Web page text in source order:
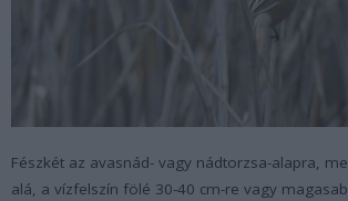
Fészkét az avasnád- vagy nádtorzsa-alapra,
alá, a vízfelszín fölé 30-40 cm-re vagy